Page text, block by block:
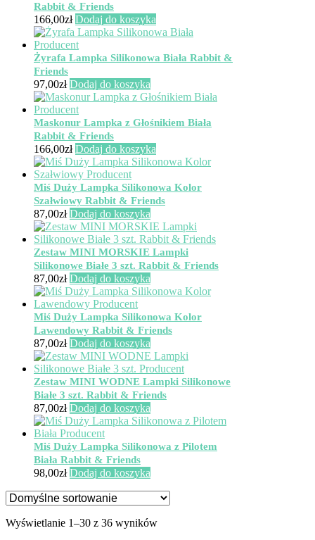
Rabbit & Friends
166,00zł Dodaj do koszyka
Żyrafa Lampka Silikonowa Biała Rabbit &
Friends
97,00zł Dodaj do koszyka
Maskonur Lampka z Głośnikiem Biała
Rabbit & Friends
166,00zł Dodaj do koszyka
Miś Duży Lampka Silikonowa Kolor
Szałwiowy Rabbit & Friends
87,00zł Dodaj do koszyka
Zestaw MINI MORSKIE Lampki
Silikonowe Białe 3 szt. Rabbit & Friends
87,00zł Dodaj do koszyka
Miś Duży Lampka Silikonowa Kolor
Lawendowy Rabbit & Friends
87,00zł Dodaj do koszyka
Zestaw MINI WODNE Lampki Silikonowe
Białe 3 szt. Rabbit & Friends
87,00zł Dodaj do koszyka
Miś Duży Lampka Silikonowa z Pilotem
Biała Rabbit & Friends
98,00zł Dodaj do koszyka
Wyświetlanie 1–30 z 36 wyników